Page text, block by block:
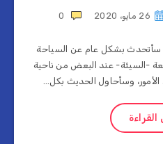
26 مايو، 2020 0
سأتحدث بشكل عام عن السياحة
-السيئة- عند البعض من ناحية
الأمور، وسأحاول الحديث بكل…